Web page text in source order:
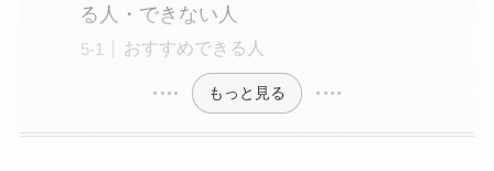
る人・できない人
おすすめできる人
もっと見る